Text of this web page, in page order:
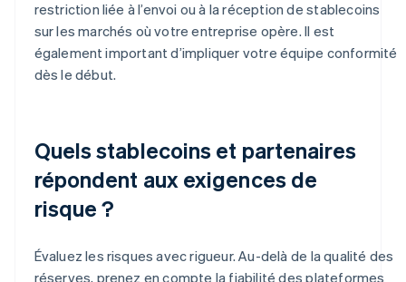
restriction liée à l’envoi ou à la réception de stablecoins
sur les marchés où votre entreprise opère. Il est
également important d’impliquer votre équipe conformité
dès le début.
Quels stablecoins et partenaires
répondent aux exigences de
risque ?
Évaluez les risques avec rigueur. Au-delà de la qualité des
réserves, prenez en compte la fiabilité des plateformes